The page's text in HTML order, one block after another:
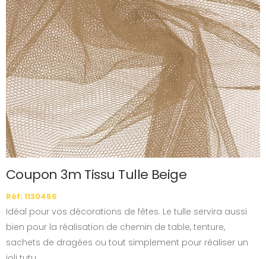
Coupon 3m Tissu Tulle Beige
Réf: 1130456
Idéal pour vos décorations de fêtes. Le tulle servira aussi
bien pour la réalisation de chemin de table, tenture,
sachets de dragées ou tout simplement pour réaliser un